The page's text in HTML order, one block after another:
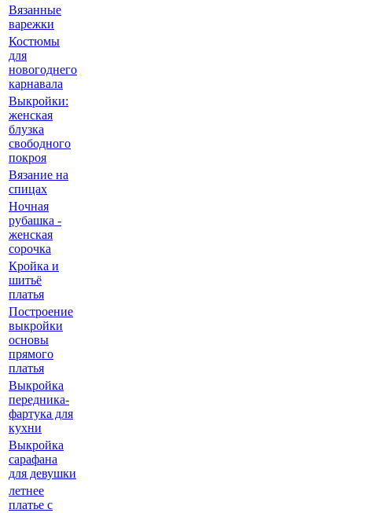
Вязанные
варежки
Костюмы
для
новогоднего
карнавала
Выкройки:
женская
блузка
свободного
покроя
Вязание на
спицах
Ночная
рубашка -
женская
сорочка
Кройка и
шитьё
платья
Построение
выкройки
основы
прямого
платья
Выкройка
передника-
фартука для
кухни
Выкройка
сарафана
для девушки
летнее
платье с